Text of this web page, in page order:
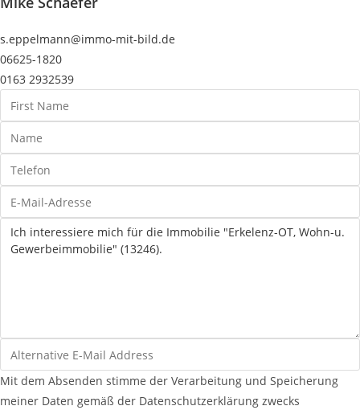
s.eppelmann@immo-mit-bild.de
06625-1820
0163 2932539
Mit dem Absenden stimme der Verarbeitung und Speicherung
meiner Daten gemäß der Datenschutzerklärung zwecks